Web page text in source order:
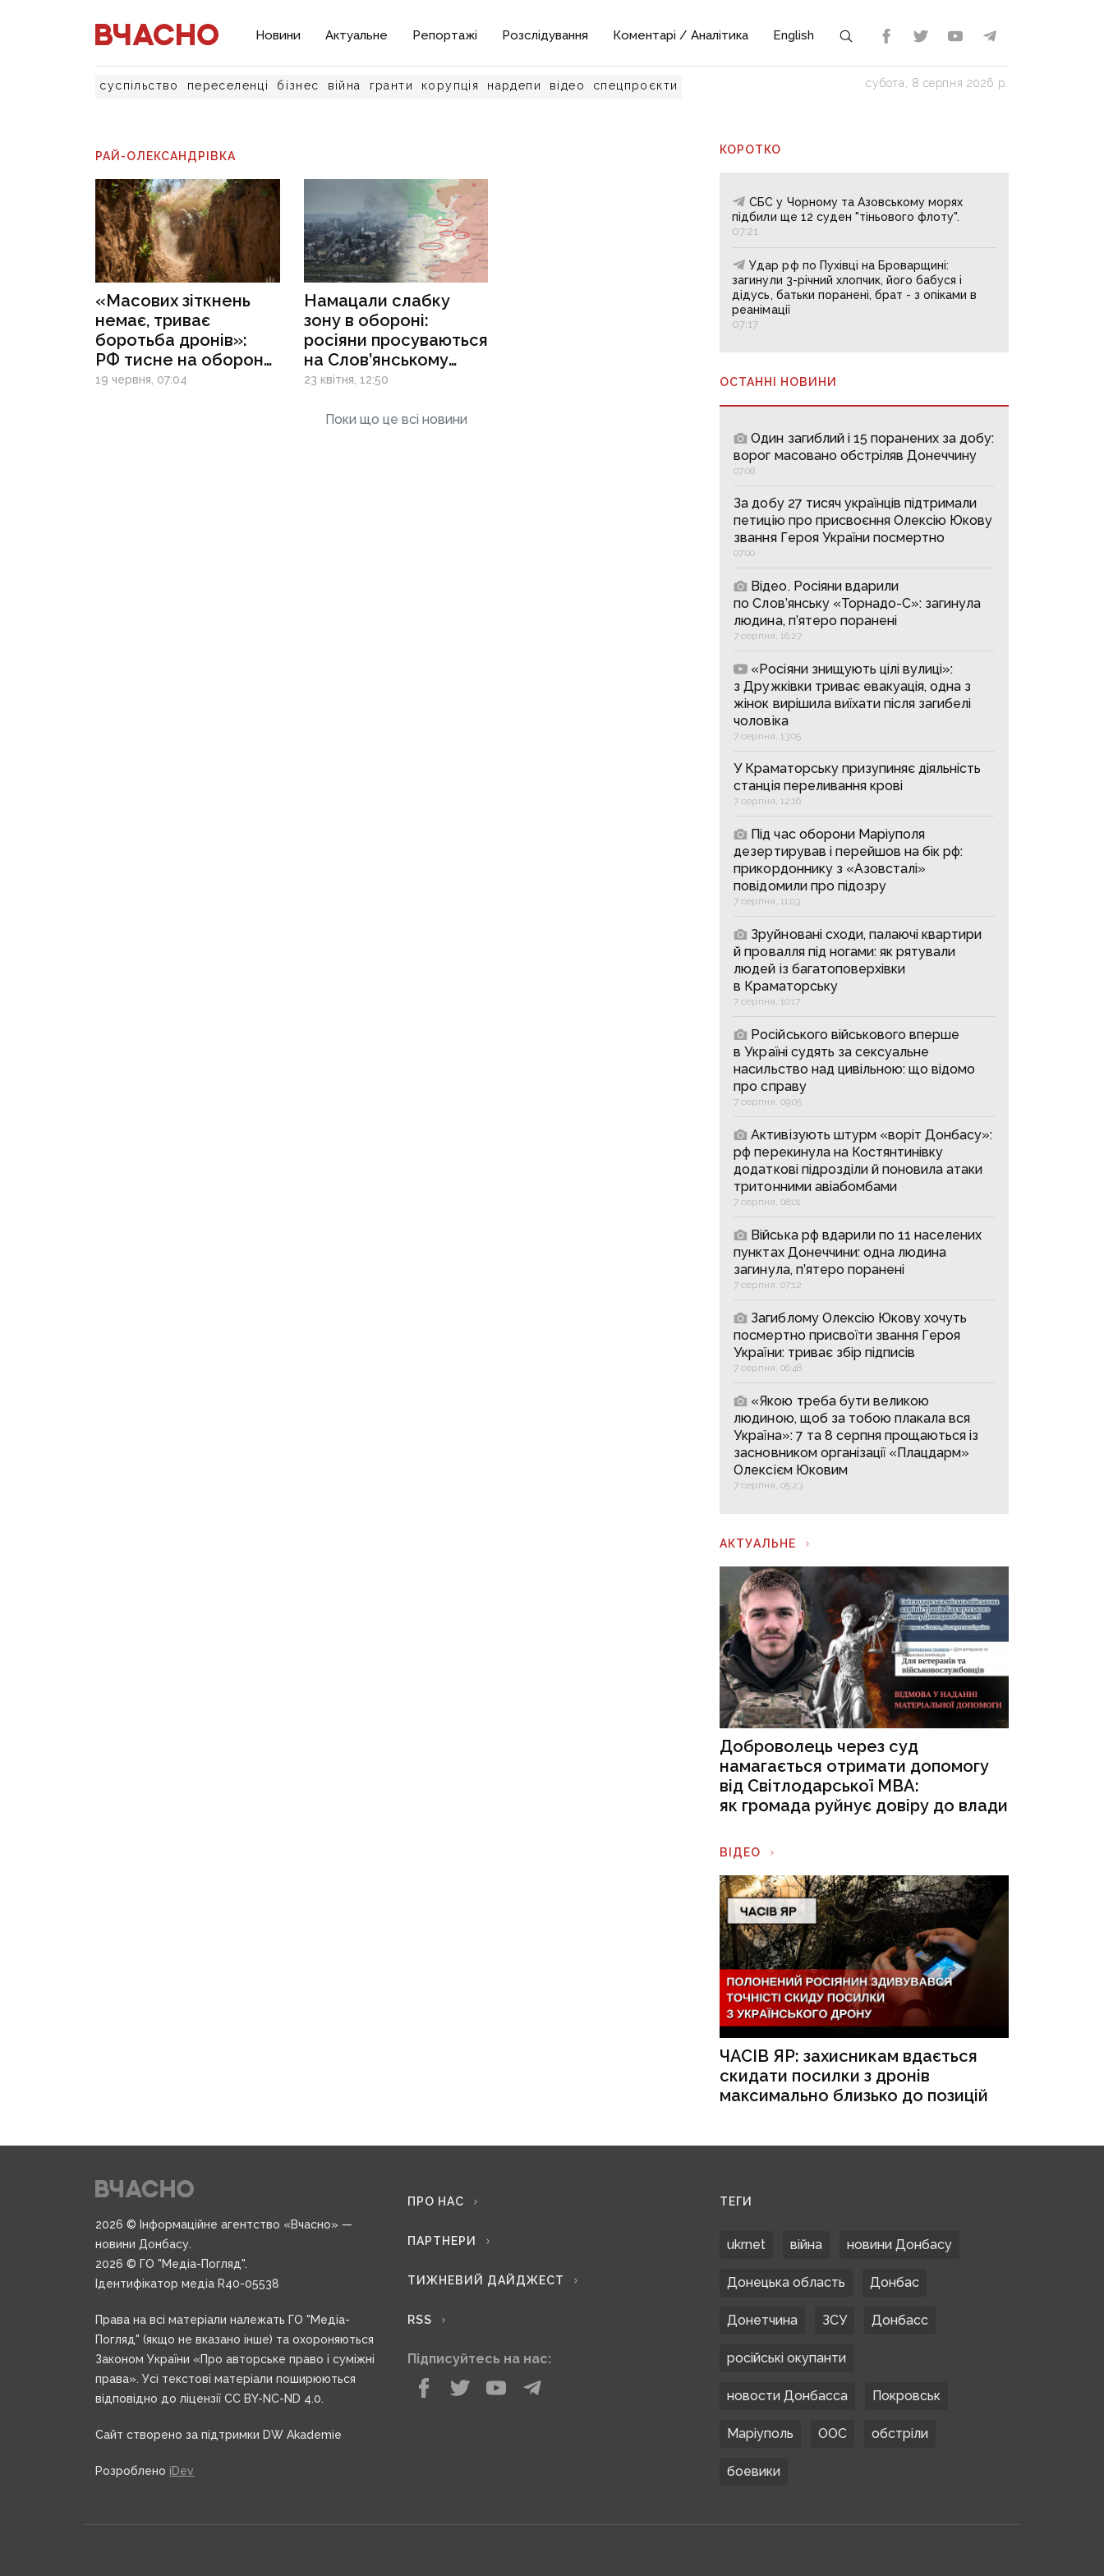
Новини Актуальне Репортажі Розслідування Коментарі / Аналітика English
суспільство переселенці бізнес війна гранти корупція нардепи відео спецпроєкти субота, 8 серпня 2026 р.
РАЙ-ОЛЕКСАНДРІВКА
«Масових зіткнень
немає, триває
боротьба дронів»:
РФ тисне на оборону
Костянтинівки
19 червня, 07:04
Намацали слабку
зону в обороні:
росіяни просуваються
на Слов’янському
напрямку
23 квітня, 12:50
Поки що це всі новини
КОРОТКО
СБС у Чорному та Азовському морях
підбили ще 12 суден "тіньового флоту".
07:21
Удар рф по Пухівці на Броварщині:
загинули 3-річний хлопчик, його бабуся і
дідусь, батьки поранені, брат - з опіками в
реанімації
07:17
ОСТАННІ НОВИНИ
Один загиблий і 15 поранених за добу:
ворог масовано обстріляв Донеччину
07:08
За добу 27 тисяч українців підтримали
петицію про присвоєння Олексію Юкову
звання Героя України посмертно
07:00
Відео. Росіяни вдарили
по Слов’янську «Торнадо-С»: загинула
людина, п’ятеро поранені
7 серпня, 16:27
«Росіяни знищують цілі вулиці»:
з Дружківки триває евакуація, одна з
жінок вирішила виїхати після загибелі
чоловіка
7 серпня, 13:05
У Краматорську призупиняє діяльність
станція переливання крові
7 серпня, 12:16
Під час оборони Маріуполя
дезертирував і перейшов на бік рф:
прикордоннику з «Азовсталі»
повідомили про підозру
7 серпня, 11:03
Зруйновані сходи, палаючі квартири
й провалля під ногами: як рятували
людей із багатоповерхівки
в Краматорську
7 серпня, 10:17
Російського військового вперше
в Україні судять за сексуальне
насильство над цивільною: що відомо
про справу
7 серпня, 09:05
Активізують штурм «воріт Донбасу»:
рф перекинула на Костянтинівку
додаткові підрозділи й поновила атаки
тритонними авіабомбами
7 серпня, 08:01
Війська рф вдарили по 11 населених
пунктах Донеччини: одна людина
загинула, п’ятеро поранені
7 серпня, 07:12
Загиблому Олексію Юкову хочуть
посмертно присвоїти звання Героя
України: триває збір підписів
7 серпня, 06:48
«Якою треба бути великою
людиною, щоб за тобою плакала вся
Україна»: 7 та 8 серпня прощаються із
засновником організації «Плацдарм»
Олексієм Юковим
7 серпня, 05:23
АКТУАЛЬНЕ
Доброволець через суд
намагається отримати допомогу
від Світлодарської МВА:
як громада руйнує довіру до влади
ВІДЕО
ЧАСІВ ЯР: захисникам вдається
скидати посилки з дронів
максимально близько до позицій
2026 © Інформаційне агентство «Вчасно» —
новини Донбасу.
2026 © ГО "Медіа-Погляд".
Ідентифікатор медіа R40-05538
Права на всі матеріали належать ГО "Медіа-
Погляд" (якщо не вказано інше) та охороняються
Законом України «Про авторське право і суміжні
права». Усі текстові матеріали поширюються
відповідно до ліцензії CC BY-NC-ND 4.0.
Сайт створено за підтримки DW Akademie
Розроблено iDev
ПРО НАС
ПАРТНЕРИ
ТИЖНЕВИЙ ДАЙДЖЕСТ
RSS
Підписуйтесь на нас:
ТЕГИ
ukrnet війна новини Донбасу
Донецька область Донбас
Донетчина ЗСУ Донбасс
російські окупанти
новости Донбасса Покровськ
Маріуполь ООС обстріли
боевики